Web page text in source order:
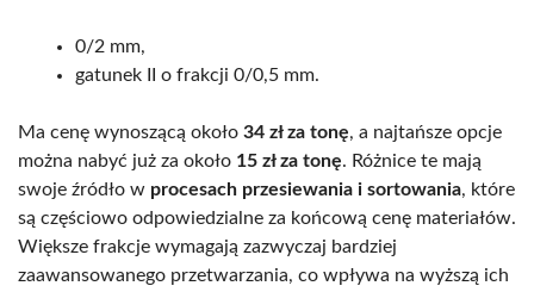
0/2 mm,
gatunek II o frakcji 0/0,5 mm.
Ma cenę wynoszącą około 34 zł za tonę, a najtańsze opcje
można nabyć już za około 15 zł za tonę. Różnice te mają
swoje źródło w procesach przesiewania i sortowania, które
są częściowo odpowiedzialne za końcową cenę materiałów.
Większe frakcje wymagają zazwyczaj bardziej
zaawansowanego przetwarzania, co wpływa na wyższą ich